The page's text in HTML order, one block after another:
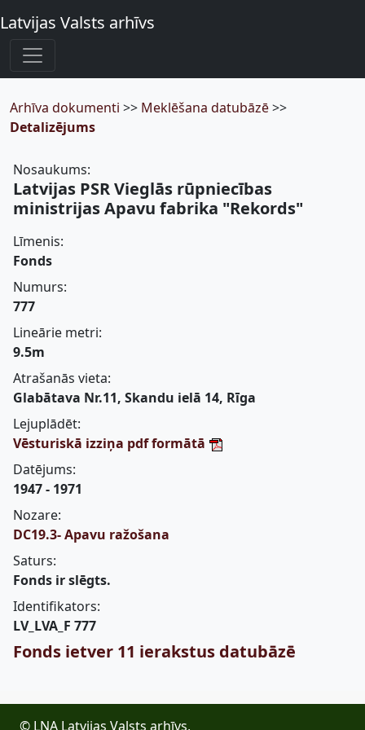
Latvijas Valsts arhīvs
Arhīva dokumenti >> Meklēšana datubāzē>>
Detalizējums
Nosaukums:
Latvijas PSR Vieglās rūpniecības
ministrijas Apavu fabrika "Rekords"
Līmenis:
Fonds
Numurs:
777
Lineārie metri:
9.5m
Atrašanās vieta:
Glabātava Nr.11, Skandu ielā 14, Rīga
Lejuplādēt:
Vēsturiskā izziņa pdf formātā
Datējums:
1947 - 1971
Nozare:
DC19.3- Apavu ražošana
Saturs:
Fonds ir slēgts.
Identifikators:
LV_LVA_F 777
Fonds ietver 11 ierakstus datubāzē
© LNA Latvijas Valsts arhīvs,